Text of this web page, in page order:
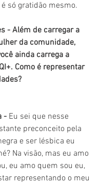
só gratidão mesmo.
- Além de carregar a
da comunidade,
ainda carrega a
Como é representar
- Eu sei que nesse
preconceito pela
e ser lésbica eu
Na visão, mas eu amo
eu amo quem sou eu,
representando o meu